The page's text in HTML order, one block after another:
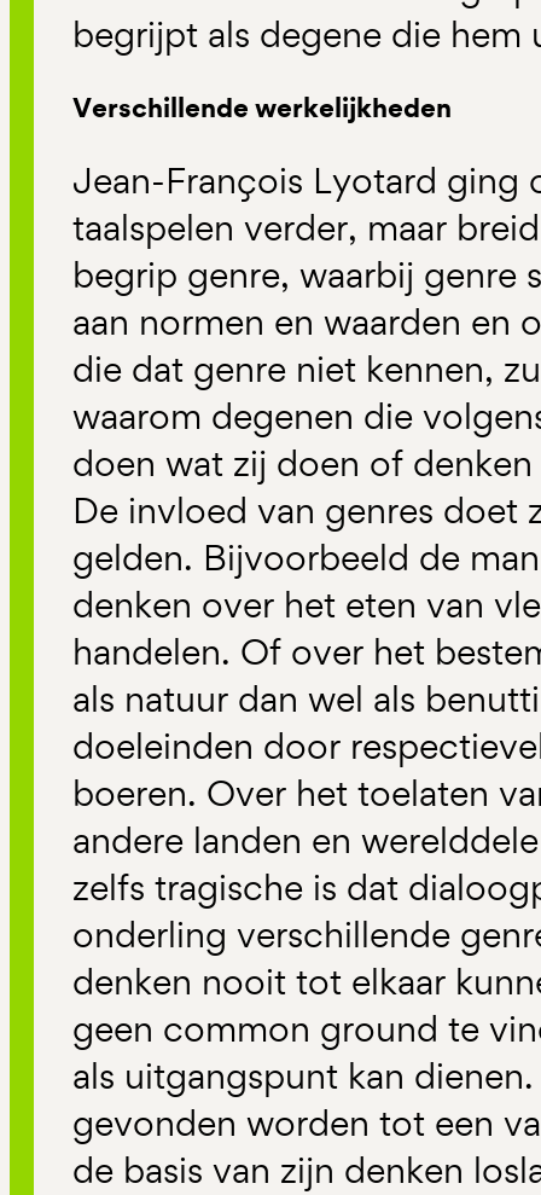
begrijpt als degene die hem
Verschillende werkelijkheden
Jean-François Lyotard ging
taalspelen verder, maar
begrip genre, waarbij genre
aan normen en waarden en
die dat genre niet kennen,
waarom degenen die
doen wat zij doen of
De invloed van genres doet
gelden. Bijvoorbeeld de
denken over het eten van
handelen. Of over het
als natuur dan wel als
doeleinden door
boeren. Over het toelaten
andere landen en
zelfs tragische is dat
onderling verschillende
denken nooit tot elkaar
geen common ground te
als uitgangspunt kan
gevonden worden tot een
de basis van zijn denken